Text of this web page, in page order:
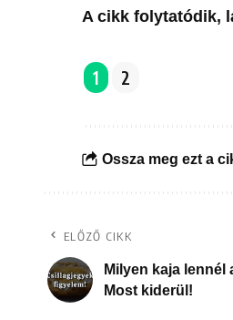
A cikk folytatódik,
1 2
Ossza meg ezt a
ELŐZŐ CIKK
Milyen kaja
Most kiderül!